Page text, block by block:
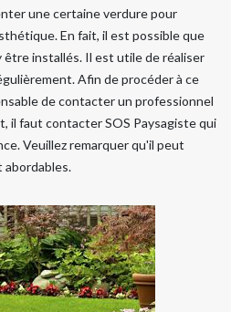
une certaine verdure pour
En fait, il est possible que
installés. Il est utile de réaliser
Afin de procéder à ce
de contacter un professionnel
il faut contacter SOS Paysagiste qui
Veuillez remarquer qu'il peut